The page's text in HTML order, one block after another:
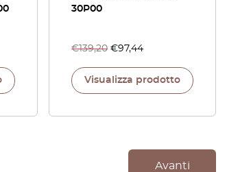
30P00
€139,20 €97,44
Visualizza prodotto
Avanti